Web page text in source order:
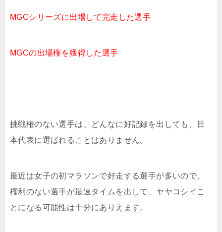
MGCシリーズに出場して完走した選手
MGCの出場権を獲得した選手
挑戦権のない選手は、どんなに好記録を出しても、日
本代表に選ばれることはありません。
最近は女子の初マラソンで好走する選手が多いので、
権利のない選手が最速タイムを出して、ヤヤコシイこ
とになる可能性は十分にありえます。